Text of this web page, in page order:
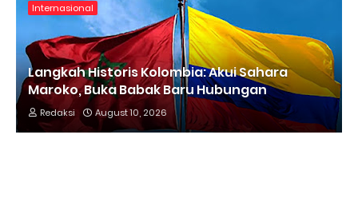
Internasional
Langkah Historis Kolombia: Akui Sahara
Maroko, Buka Babak Baru Hubungan
Redaksi August 10, 2026